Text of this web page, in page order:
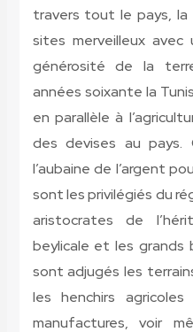
travers tout le pays,
sites merveilleux
générosité de la
années soixante la
en parallèle à
des devises au
l’aubaine de l’argent
sont les privilégiés du
aristocrates de
beylicale et les grands
sont adjugés les
les henchirs
manufactures, voir